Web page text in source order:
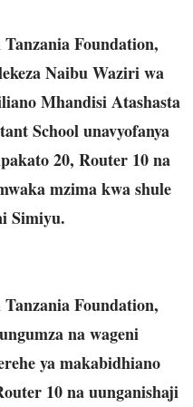
Foundation,
Naibu Waziri wa
Mhandisi Atashasta
School unavyofanya
20, Router 10 na
mzima kwa shule
Simiyu.
Foundation,
na wageni
ya makabidhiano
10 na uunganishaji